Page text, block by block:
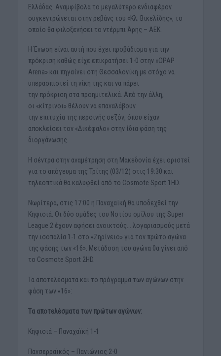
Ελλάδας. Αναμφίβολα το μεγαλύτερο ενδιαφέρον
συγκεντρώνεται στην ρεβάνς του «Κλ. Βικελίδης», το
οποίο θα φιλοξενήσει το ντέρμπι Άρης – ΑΕΚ.
Η Ένωση είναι αυτή που έχει προβάδισμα για την
πρόκριση καθώς είχε επικρατήσει 1-0 στην «OPAP
Arena» και πηγαίνει στη Θεσσαλονίκη με στόχο να
υπερασπιστεί τη νίκη της και να πάρει
την πρόκριση στα προημιτελικά. Από την άλλη,
οι «κίτρινοι» θέλουν να επαναλάβουν
την επιτυχία της περσινής σεζόν, όπου είχαν
αποκλείσει τον «Δικέφαλο» στην ίδια φάση της
διοργάνωσης.
Η σέντρα στην αναμέτρηση στη Μακεδονία έχει οριστεί
για το απόγευμα της Τρίτης (03/12) στις 19:30 και
τηλεοπτικά θα καλυφθεί από το Cosmote Sport 1HD.
Νωρίτερα, στις 17:00 η Παναχαϊκή θα υποδεχθεί την
Κηφισιά. Οι δύο ομάδες του Νοτίου ομίλου της Super
League 2 έχουν αφήσει ανοικτούς… λογαριασμούς μετά
την ισοπαλία 1-1 στο «Ζηρίνειο» για τον πρώτο αγώνα
της φάσης των «16». Μετάδοση του αγώνα θα γίνει από
το Cosmote Sport 2HD.
Τα αποτελέσματα και το πρόγραμμα των αγώνων στην
φάση των «16»:
Tα αποτελέσματα των πρώτων αγώνων:
Κηφισιά – Παναχαϊκή 1-1
Πανσερραϊκός – Πανιώνιος 2-0